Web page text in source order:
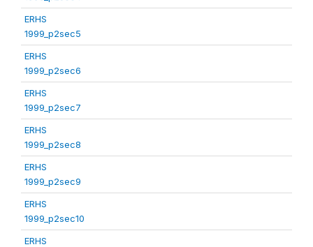
ERHS
1999_p2sec5
ERHS
1999_p2sec6
ERHS
1999_p2sec7
ERHS
1999_p2sec8
ERHS
1999_p2sec9
ERHS
1999_p2sec10
ERHS